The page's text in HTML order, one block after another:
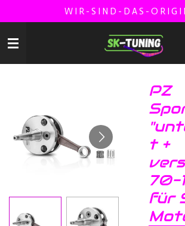
Hauptinhalt
springen
W I R - S I N D - D A S - O R I G I
PZ
t +
70-
für